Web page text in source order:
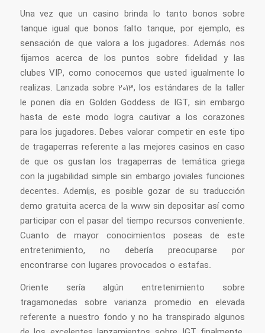
Una vez que un casino brinda lo tanto bonos sobre
tanque igual que bonos falto tanque, por ejemplo, es
sensación de que valora a los jugadores. Además nos
fijamos acerca de los puntos sobre fidelidad y las
clubes VIP, como conocemos que usted igualmente lo
realizas. Lanzada sobre 2013, los estándares de la taller
le ponen día en Golden Goddess de IGT, sin embargo
hasta de este modo logra cautivar a los corazones
para los jugadores. Debes valorar competir en este tipo
de tragaperras referente a las mejores casinos en caso
de que os gustan los tragaperras de temática griega
con la jugabilidad simple sin embargo joviales funciones
decentes. Ademí¡s, es posible gozar de su traducción
demo gratuita acerca de la www sin depositar así­ como
participar con el pasar del tiempo recursos conveniente.
Cuanto de mayor conocimientos poseas de este
entretenimiento, no debería preocuparse por
encontrarse con lugares provocados o estafas.
Oriente serí­a algún entretenimiento sobre
tragamonedas sobre varianza promedio en elevada
referente a nuestro fondo y no ha transpirado algunos